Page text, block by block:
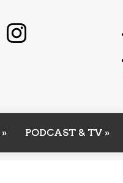
» PODCAST & TV »